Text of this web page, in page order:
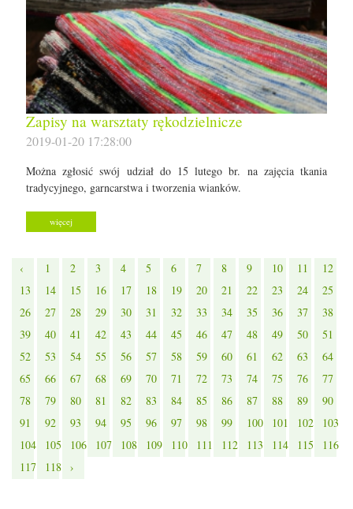
Zapisy na warsztaty rękodzielnicze
2019-01-20 17:28:00
Można zgłosić swój udział do 15 lutego br. na zajęcia tkania
tradycyjnego, garncarstwa i tworzenia wianków.
więcej
‹ 1 2 3 4 5 6 7 8 9 10 11
12
13
14 15 16 17 18 19 20 21 22 23 24
25
26
27 28 29 30 31 32 33 34 35 36 37
38
39
40 41 42 43 44 45 46 47 48 49 50
51
52
53 54 55 56 57 58 59 60 61 62 63
64
65
66 67 68 69 70 71 72 73 74 75 76
77
78
79 80 81 82 83 84 85 86 87 88 89
90
91
92 93 94 95 96 97 98 99 100 101 102
103
104
105 106 107 108 109 110 111 112 113 114 115
116
117
118 ›